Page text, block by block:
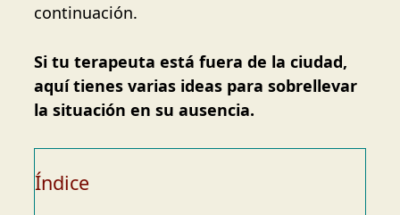
continuación.
Si tu terapeuta está fuera de la ciudad,
aquí tienes varias ideas para sobrellevar
la situación en su ausencia.
Índice